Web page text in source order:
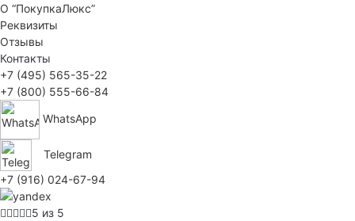
О “ПокупкаЛюкс”
Реквизиты
Отзывы
Контакты
+7 (495) 565-35-22
+7 (800) 555-66-84
WhatsApp
Telegram
+7 (916) 024-67-94
5 из 5